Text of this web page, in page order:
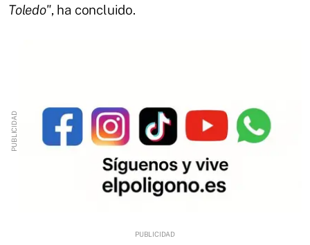
Toledo", ha concluido.